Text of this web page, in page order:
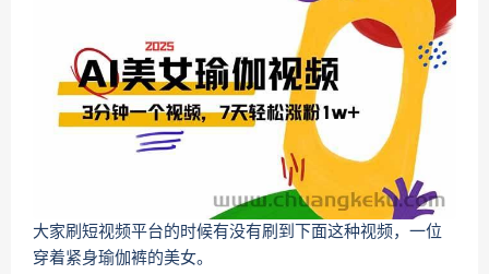
大家刷短视频平台的时候有没有刷到下面这种视频，一位
穿着紧身瑜伽裤的美女。